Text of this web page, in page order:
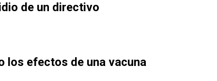
de un directivo
los efectos de una vacuna